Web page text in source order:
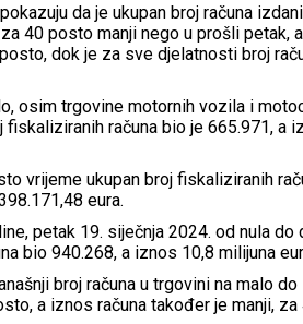
da je ukupan broj računa
40 posto manji nego u prošli petak,
dok je za sve djelatnosti broj
osim trgovine motornih vozila i
fiskaliziranih računa bio je 665.971, a
vrijeme ukupan broj fiskaliziranih
eura.
petak 19. siječnja 2024. od nula do
bio 940.268, a iznos 10,8 milijuna
broj računa u trgovini na malo
a iznos računa također je manji,